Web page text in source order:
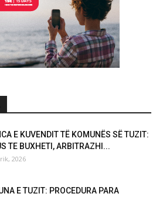
E KUVENDIT TË KOMUNËS SË TUZIT:
TE BUXHETI, ARBITRAZHI...
2026
E TUZIT: PROCEDURA PARA